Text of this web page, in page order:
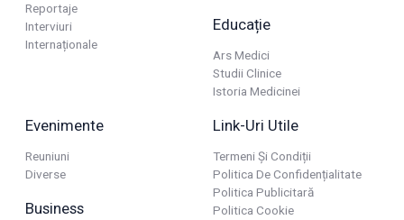
Reportaje
Interviuri
Internaționale
Educație
Ars Medici
Studii Clinice
Istoria Medicinei
Evenimente
Reuniuni
Diverse
Business
Link-Uri Utile
Termeni Și Condiții
Politica De Confidențialitate
Politica Publicitară
Politica Cookie